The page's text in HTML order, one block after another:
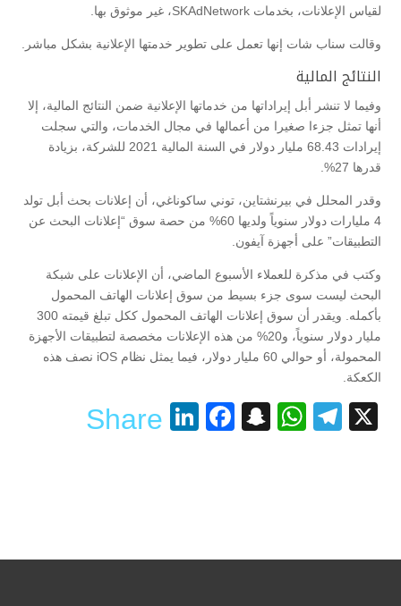
لقياس الإعلانات، بخدمات SKAdNetwork، غير موثوق بها.
وقالت سناب شات إنها تعمل على تطوير خدمتها الإعلانية بشكل مباشر.
النتائج المالية
وفيما لا تنشر أبل إيراداتها من خدماتها الإعلانية ضمن النتائج المالية، إلا
أنها تمثل جزءا صغيرا من أعمالها في مجال الخدمات، والتي سجلت
إيرادات 68.43 مليار دولار في السنة المالية 2021 للشركة، بزيادة
قدرها 27%.
وقدر المحلل في بيرنشتاين، توني ساكوناغي، أن إعلانات بحث أبل تولد
4 مليارات دولار سنوياً ولديها 60% من حصة سوق “إعلانات البحث عن
التطبيقات” على أجهزة آيفون.
وكتب في مذكرة للعملاء الأسبوع الماضي، أن الإعلانات على شبكة
البحث ليست سوى جزء بسيط من سوق إعلانات الهاتف المحمول
بأكمله. ويقدر أن سوق إعلانات الهاتف المحمول ككل تبلغ قيمته 300
مليار دولار سنوياً، و20% من هذه الإعلانات مخصصة لتطبيقات الأجهزة
المحمولة، أو حوالي 60 مليار دولار، فيما يمثل نظام iOS نصف هذه
الكعكة.
X
Telegram
WhatsApp
Snapchat
Facebook
LinkedIn
Share